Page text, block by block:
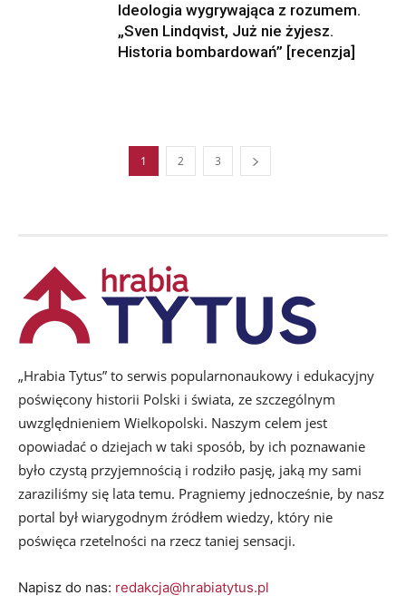
Ideologia wygrywająca z rozumem.
„Sven Lindqvist, Już nie żyjesz.
Historia bombardowań” [recenzja]
1 2 3
„Hrabia Tytus” to serwis popularnonaukowy i edukacyjny
poświęcony historii Polski i świata, ze szczególnym
uwzględnieniem Wielkopolski. Naszym celem jest
opowiadać o dziejach w taki sposób, by ich poznawanie
było czystą przyjemnością i rodziło pasję, jaką my sami
zaraziliśmy się lata temu. Pragniemy jednocześnie, by nasz
portal był wiarygodnym źródłem wiedzy, który nie
poświęca rzetelności na rzecz taniej sensacji.
Napisz do nas: redakcja@hrabiatytus.pl